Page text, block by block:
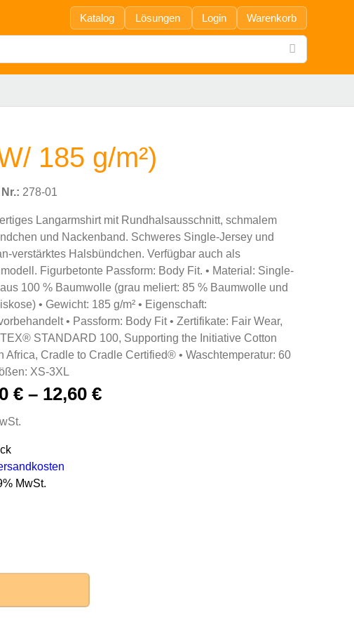
Katalog Lösungen Login Warenkorb
185 g/m²)
278-01
Langarmshirt mit Rundhalsausschnitt, schmalem
und Nackenband. Schweres Single-Jersey und
verstärktes Halsbündchen. Verfügbar auch als
Figurbetonte Passform: Body Fit. • Material: Single-
100 % Baumwolle (grau meliert: 85 % Baumwolle und
• Gewicht: 185 g/m² • Eigenschaft:
• Passform: Body Fit • Zertifikate: Fair Wear,
STANDARD 100, Supporting the Initiative Cotton
Africa, Cradle to Cradle Certified® • Waschtemperatur: 60
XS-3XL
€– 12,60 €
MwSt.